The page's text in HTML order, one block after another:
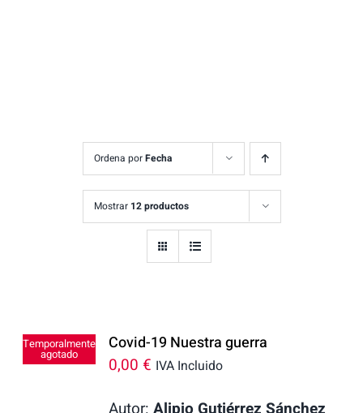
Ordena porFecha
Mostrar 12 productos
Temporalmente
agotado
Covid-19 Nuestra guerra
0,00 € IVA Incluido